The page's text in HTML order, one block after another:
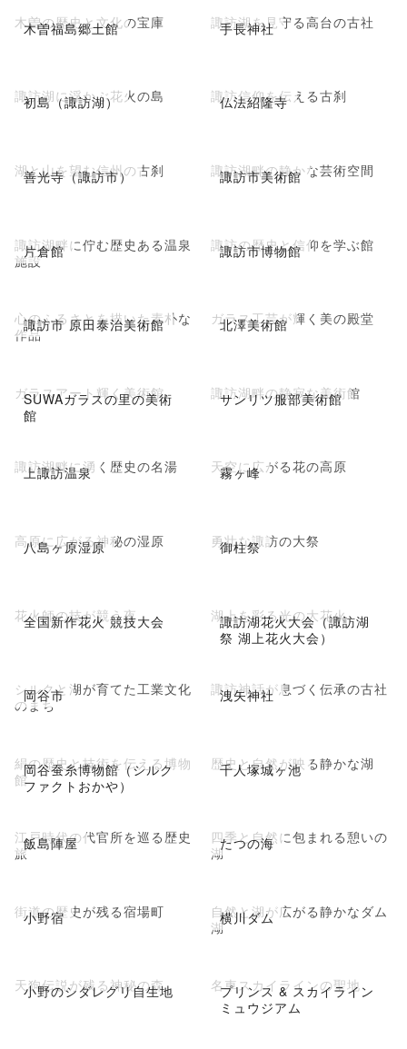
木曽福島郷土館
木曽の歴史と文化の宝庫 手長神社
諏訪湖を見守る高台の古社
初島（諏訪湖）
諏訪湖に浮かぶ花火の島 仏法紹隆寺
諏訪信仰を伝える古刹
善光寺（諏訪市）
湖と山を望む信州の古刹 諏訪市美術館
諏訪湖畔の静かな芸術空間
片倉館
諏訪湖畔に佇む歴史ある温泉
施設
諏訪市博物館
諏訪の歴史と信仰を学ぶ館
諏訪市 原田泰治美術館
心のふるさとを描いた素朴な
作品
北澤美術館
ガラス工芸が輝く美の殿堂
SUWAガラスの里の美術
館
ガラスアート輝く美術館 サンリツ服部美術館
諏訪湖畔の静寂な美術館
上諏訪温泉
諏訪湖畔に湧く歴史の名湯 霧ヶ峰
天空に広がる花の高原
八島ヶ原湿原
高原に広がる神秘の湿原 御柱祭
勇壮な諏訪の大祭
全国新作花火 競技大会
花火師の技が競う夜
諏訪湖花火大会（諏訪湖
祭 湖上花火大会）
湖上を彩る光の大花火
岡谷市
シルクと湖が育てた工業文化
のまち
洩矢神社
諏訪神話が息づく伝承の古社
岡谷蚕糸博物館（シルク
ファクトおかや）
絹の歴史と技術を伝える博物
館
千人塚城ヶ池
歴史と自然が映る静かな湖
飯島陣屋
江戸時代の代官所を巡る歴史
旅
たつの海
四季と自然に包まれる憩いの
湖
小野宿
街道の歴史が残る宿場町 横川ダム
自然と湖が広がる静かなダム
湖
小野のシダレグリ自生地
天狗伝説が残る神秘の森
プリンス & スカイライン
ミュウジアム
名車スカイラインの聖地